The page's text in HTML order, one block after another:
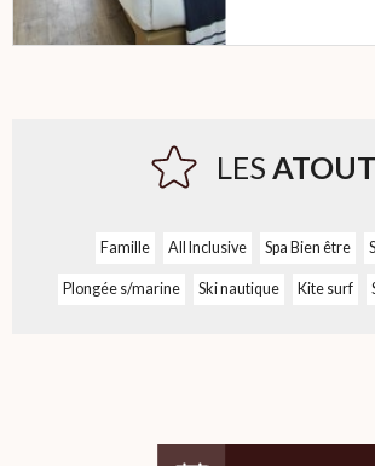
LES
Famille All Inclusive Spa Bien être
Plongée s/marine Ski nautique Kite surf